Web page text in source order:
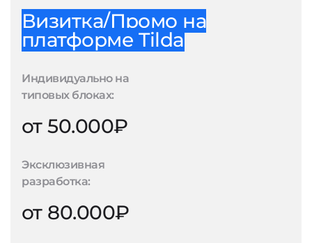
Визитка/Промо на
платформе Tilda
Индивидуально на
типовых блоках:
от 50.000₽
Эксклюзивная
разработка:
от 80.000₽